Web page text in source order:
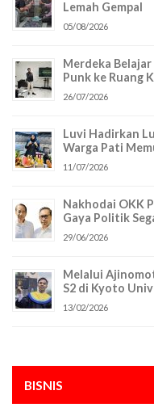
Lemah Gempal
05/08/2026
Merdeka Belajar
Punk ke Ruang
26/07/2026
Luvi Hadirkan
Warga Pati
11/07/2026
Nakhodai OKK
Gaya Politik
29/06/2026
Melalui
S2 di Kyoto
13/02/2026
BISNIS